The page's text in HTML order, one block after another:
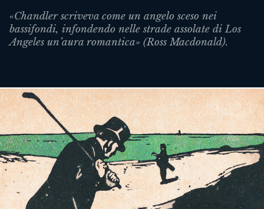
«Chandler scriveva come un angelo sceso nei
bassifondi, infondendo nelle strade assolate di Los
Angeles un’aura romantica» (Ross Macdonald).